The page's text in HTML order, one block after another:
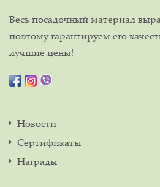
Весь посадочный материал
поэтому гарантируем его
лучшие цены!
Новости
Сертификаты
Награды